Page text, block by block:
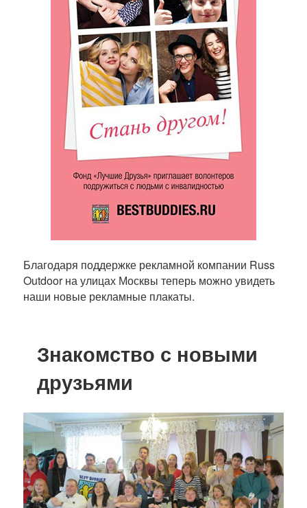
Благодаря поддержке рекламной компании Russ
Outdoor на улицах Москвы теперь можно увидеть
наши новые рекламные плакаты.
Знакомство с новыми
друзьями